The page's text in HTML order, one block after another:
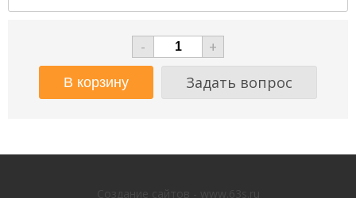
-
+
Задать вопрос
Создание сайтов - www.63s.ru